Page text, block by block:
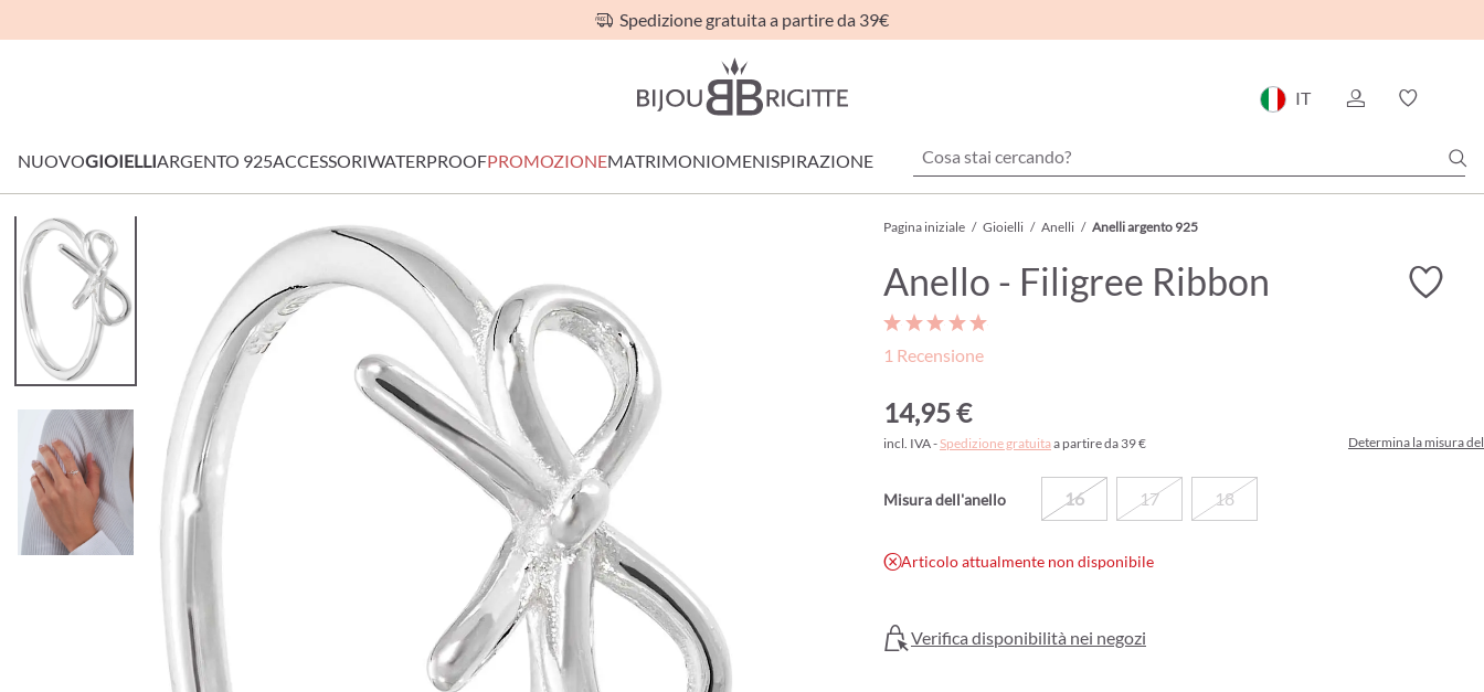
Spedizione gratuita a partire da 39€
IT
NUOVOGIOIELLIARGENTO 925ACCESSORIWATERPROOFPROMOZIONEMATRIMONIOMENISPIRAZIONE
Pagina iniziale / Gioielli / Anelli / Anelli argento 925
Anello - Filigree Ribbon
1 Recensione
14,95 €
incl. IVA - Spedizione gratuitaa partire da 39 € Determina la misura
Misura dell'anello 16 17 18
Articolo attualmente non disponibile
Verifica disponibilità nei negozi